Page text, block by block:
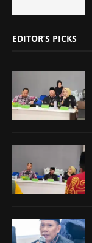
EDITOR’S PICKS